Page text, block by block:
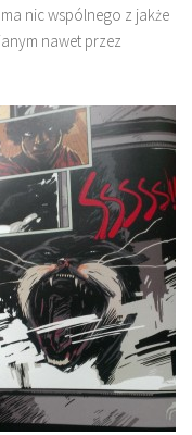
nic wspólnego z jakże
nawet przez